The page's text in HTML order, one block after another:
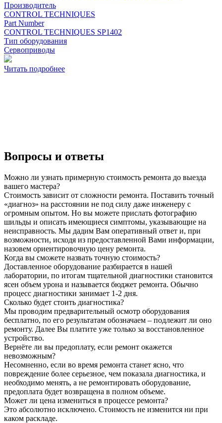
Производитель
CONTROL TECHNIQUES
Part Number
CONTROL TECHNIQUES SP1402
Тип оборудования
Сервоприводы
Читать подробнее
Вопросы и ответы
Можно ли узнать примерную стоимость ремонта до выезда
вашего мастера?
Стоимость зависит от сложности ремонта. Поставить точный
«диагноз» на расстоянии не под силу даже инженеру с
огромным опытом. Но вы можете прислать фотографию
шильды и описать имеющиеся симптомы, указывающие на
неисправность. Мы дадим Вам оперативный ответ и, при
возможности, исходя из предоставленной Вами информации,
назовем ориентировочную цену ремонта.
Когда вы сможете назвать точную стоимость?
Доставленное оборудование разбирается в нашей
лаборатории, по итогам тщательной диагностики становится
ясен объем урона и называется бюджет ремонта. Обычно
процесс диагностики занимает 1-2 дня.
Сколько будет стоить диагностика?
Мы проводим предварительный осмотр оборудования
бесплатно, по его результатам обозначаем – подлежит ли оно
ремонту. Далее Вы платите уже только за восстановленное
устройство.
Вернёте ли вы предоплату, если ремонт окажется
невозможным?
Несомненно, если во время ремонта станет ясно, что
повреждение более серьезное, чем показала диагностика, и
необходимо менять, а не ремонтировать оборудование,
предоплата будет возвращена в полном объеме.
Может ли цена измениться в процессе ремонта?
Это абсолютно исключено. Стоимость не изменится ни при
каком раскладе.